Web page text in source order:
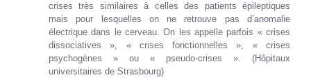
crises très similaires à celles des patients épileptiques
mais pour lesquelles on ne retrouve pas d’anomalie
électrique dans le cerveau. On les appelle parfois « crises
dissociatives », « crises fonctionnelles », « crises
psychogènes » ou « pseudo-crises ». (Hôpitaux
universitaires de Strasbourg)